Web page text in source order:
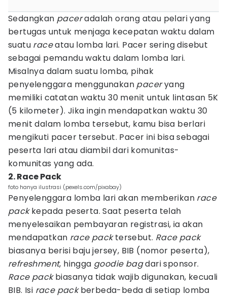
Sedangkan paceradalah orang atau pelari yang
bertugas untuk menjaga kecepatan waktu dalam
suatu raceatau lomba lari. Pacer sering disebut
sebagai pemandu waktu dalam lomba lari.
Misalnya dalam suatu lomba, pihak
penyelenggara menggunakan paceryang
memiliki catatan waktu 30 menit untuk lintasan 5K
(5 kilometer). Jika ingin mendapatkan waktu 30
menit dalam lomba tersebut, kamu bisa berlari
mengikuti pacer tersebut. Pacer ini bisa sebagai
peserta lari atau diambil dari komunitas-
komunitas yang ada.
2. Race Pack
foto hanya ilustrasi (pexels.com/pixabay)
Penyelenggara lomba lari akan memberikan race
packkepada peserta. Saat peserta telah
menyelesaikan pembayaran registrasi, ia akan
mendapatkan race packtersebut. Race pack
biasanya berisi baju jersey, BIB (nomor peserta),
refreshment, hingga goodie bagdari sponsor.
Race packbiasanya tidak wajib digunakan, kecuali
BIB. Isi race packberbeda-beda di setiap lomba